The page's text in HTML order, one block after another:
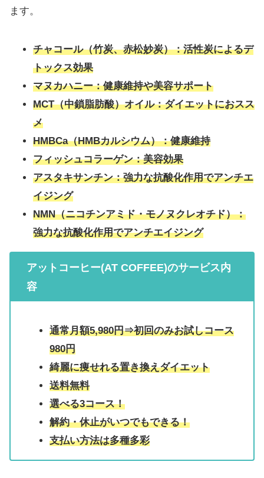
ます。
チャコール（竹炭、赤松妙炭）：活性炭によるデ
トックス効果
マヌカハニー：健康維持や美容サポート
MCT（中鎖脂肪酸）オイル：ダイエットにおスス
メ
HMBCa（HMBカルシウム）：健康維持
フィッシュコラーゲン：美容効果
アスタキサンチン：強力な抗酸化作用でアンチエ
イジング
NMN（ニコチンアミド・モノヌクレオチド）：
強力な抗酸化作用でアンチエイジング
アットコーヒー(AT COFFEE)のサービス内
容
通常月額5,980円⇒初回のみお試しコース
980円
綺麗に痩せれる置き換えダイエット
送料無料
選べる3コース！
解約・休止がいつでもできる！
支払い方法は多種多彩